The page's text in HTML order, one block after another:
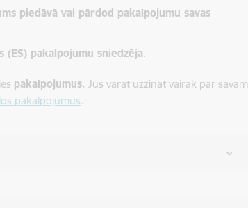
piedāvā vai pārdod pakalpojumu savas
(ES) pakalpojumu sniedzēja.
pakalpojumus. Jūs varat uzzināt vairāk par savām
pakalpojumus.